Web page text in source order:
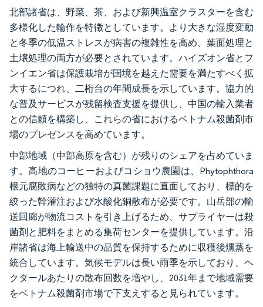
北部諸省は、野菜、茶、および新興温室クラスターを含む
多様化した輪作を特徴としています。より大きな湿度変動
と冬季の低温ストレスが病害の複雑性を高め、葉面処理と
土壌処理の両方が必要とされています。ハイズオン省とフ
ンイエン省は保護栽培が国境を越えた需要を満たすべく拡
大するにつれ、二桁台の年間成長を示しています。協力的
な普及サービスが残留検査支援を提供し、中国の輸入業者
との信頼を構築し、これらの省におけるベトナム殺菌剤市
場のプレゼンスを高めています。
中部地域（中部高原を含む）が残りのシェアを占めていま
す。高地のコーヒーおよびコショウ農園は、Phytophthora
根元腐敗病などの独特の真菌課題に直面しており、標的を
絞った幹灌注および水酸化銅散布が必要です。山岳部の輸
送回廊が物流コストを引き上げるため、サプライヤーは殺
菌剤と肥料をまとめる集荷センターを提供しています。沿
岸諸省は海上輸送中の品質を保持するために収穫後燻蒸を
統合しています。気候モデルは長い雨季を示しており、ヘ
クタールあたりの散布回数を増やし、2031年まで地域需要
をベトナム殺菌剤市場で下支えすると見られています。